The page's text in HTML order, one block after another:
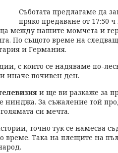
Съботата предлагаме да
пряко предаване от 17:50
между нашите момчета и
По същото време на
и Германия.
с които се надяваме по-
иначе почивен ден.
и ще ви разкаже за
нинджа. За съжаление той
си мечта.
точно тук се намесва
време. Така на плещите на